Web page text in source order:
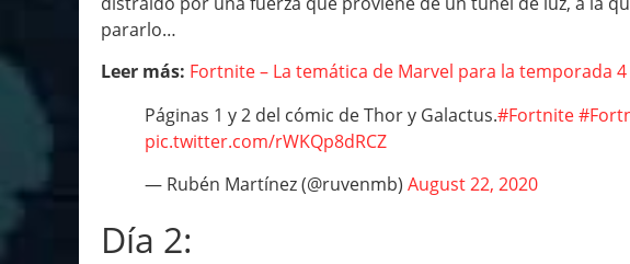
pararlo…
Leer más: Fortnite – La temática de Marvel para la temporada
Páginas 1 y 2 del cómic de Thor y Galactus.#Fortnite
pic.twitter.com/rWKQp8dRCZ
— Rubén Martínez (@ruvenmb) August 22, 2020
Día 2: